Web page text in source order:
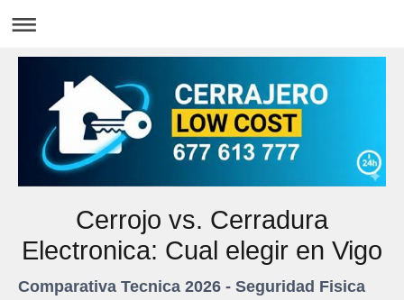
Cerrojo vs. Cerradura
Electronica: Cual elegir en Vigo
Comparativa Tecnica 2026 - Seguridad Fisica